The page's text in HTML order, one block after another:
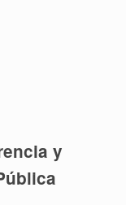
y